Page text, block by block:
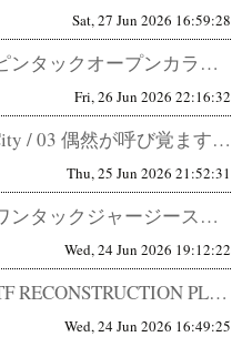
Sat, 27 Jun 2026 16:59:28
STILL BY HAND ピンタックオープンカラーシャツ SH07261 普通に見えてしまうほど、作り込まれている。 ...
Fri, 26 Jun 2026 22:16:32
A Moment of the City / 03 偶然が呼び覚ます、自分のBPM 都内在住 53歳 町中華ならぬ町セレ...
Thu, 25 Jun 2026 21:52:31
STILL BY HAND ワンタックジャージースラックス CS06261 快適なパンツは増えた。 最近は本当に快適なパ...
Wed, 24 Jun 2026 19:12:22
THING FABRICS TF RECONSTRUCTION PLAIN T-SHIRT 高機能生地の概念を変える一枚...
Wed, 24 Jun 2026 16:49:25